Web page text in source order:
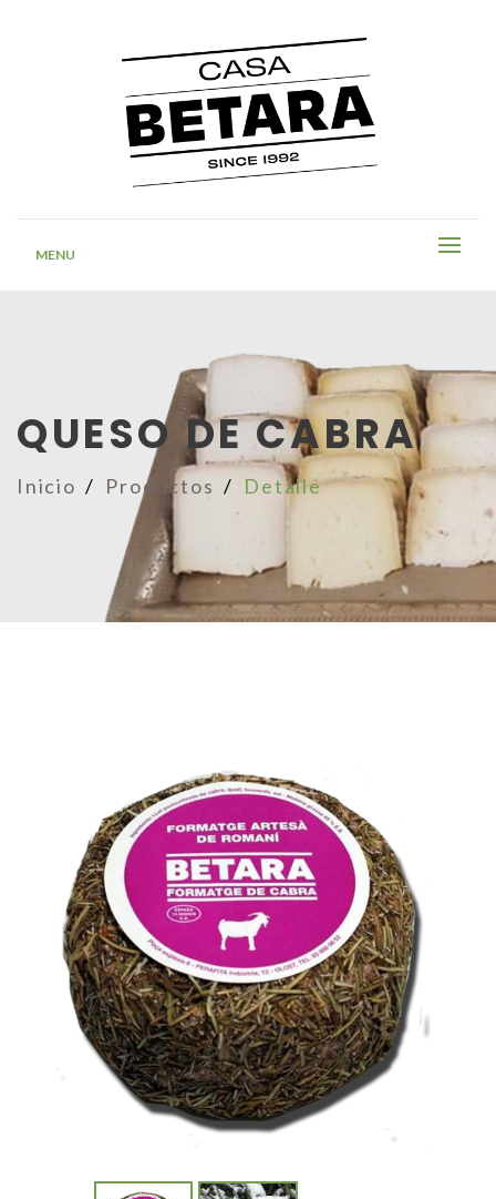
MENU
QUESO DE CABRA
Inicio Productos Detalle